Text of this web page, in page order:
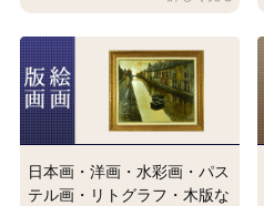
日本画・洋画・水彩画・パス
テル画・リトグラフ・木版な